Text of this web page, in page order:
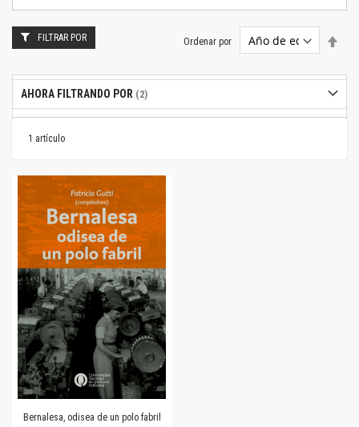
1 artículo
Ordenar por
Bernalesa, odisea de un polo fabril
FILTRAR POR
AHORA FILTRANDO POR